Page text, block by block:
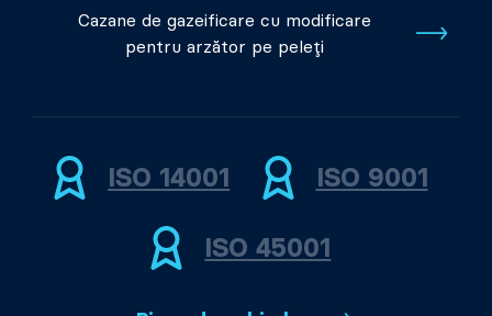
Cazane de gazeificare cu modificare
pentru arzător pe peleți
ISO 14001 ISO 9001
ISO 45001